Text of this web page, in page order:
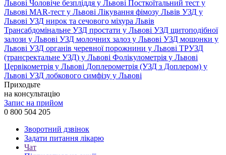
Львові Чоловіче безпліддя у Львові Посткоїтальний тест у
Львові MAR-тест у Львові Лікування фімозу Львів УЗД у
Львові УЗД нирок та сечового міхура Львів
Трансабдомінальне УЗД простати у Львові УЗД щитоподібної
залози у Львові УЗД молочних залоз у Львові УЗД мошонки у
Львові УЗД органів черевної порожнини у Львові ТРУЗД
(трансректальне УЗД) у Львові Фолікулометрія у Львові
Цервікометрія у Львові Доплерометрія (УЗД з Доплером) у
Львові УЗД лобкового симфізу у Львові
Приходьте
на консультацію
Запис на прийом
0 800 504 205
Зворотний дзвінок
Задати питання лікарю
Чат